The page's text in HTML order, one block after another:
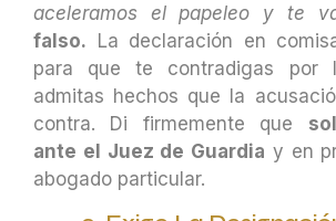
aceleramos el papeleo y te
falso. La declaración en
para que te contradigas por
admitas hechos que la
contra. Di firmemente que
ante el Juez de Guardia y en
abogado particular.